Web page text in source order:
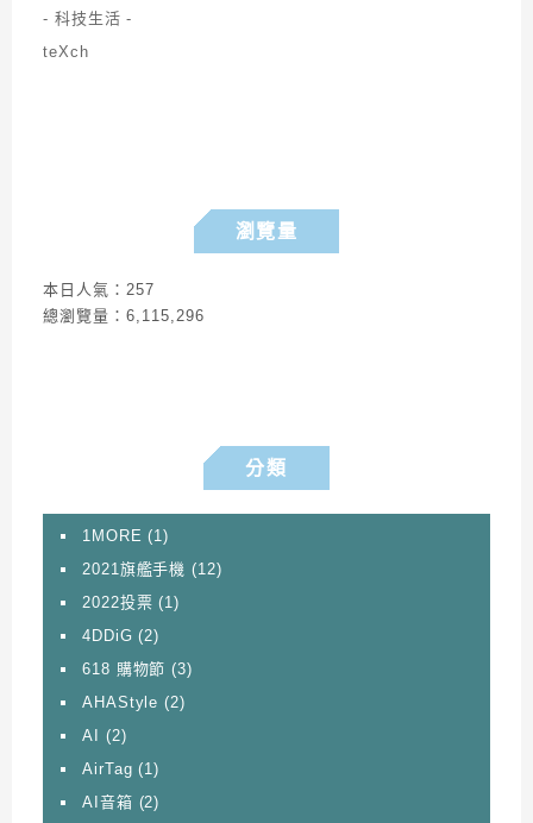
瀏覽量
本日人氣：257
總瀏覽量：6,115,296
分類
1MORE (1)
2021旗艦手機 (12)
2022投票 (1)
4DDiG (2)
618 購物節 (3)
AHAStyle (2)
AI
(2)
AirTag (1)
AI音箱 (2)